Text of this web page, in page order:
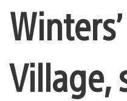
Village,